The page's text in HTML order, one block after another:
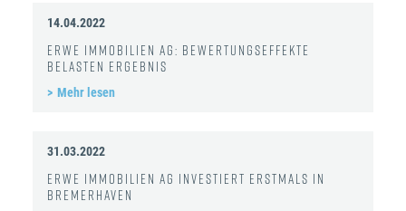
14.04.2022
ERWE Immobilien AG: Bewertungseffekte
belasten Ergebnis
Mehr lesen
31.03.2022
ERWE Immobilien AG investiert erstmals in
Bremerhaven